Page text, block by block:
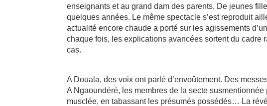
enseignants et au grand dam des parents. De jeunes
quelques années. Le même spectacle s’est reproduit
actualité encore chaude a porté sur les agissements
chaque fois, les explications avancées sortent du
cas.
A Douala, des voix ont parlé d’envoûtement. Des
A Ngaoundéré, les membres de la secte
musclée, en tabassant les présumés possédés… La